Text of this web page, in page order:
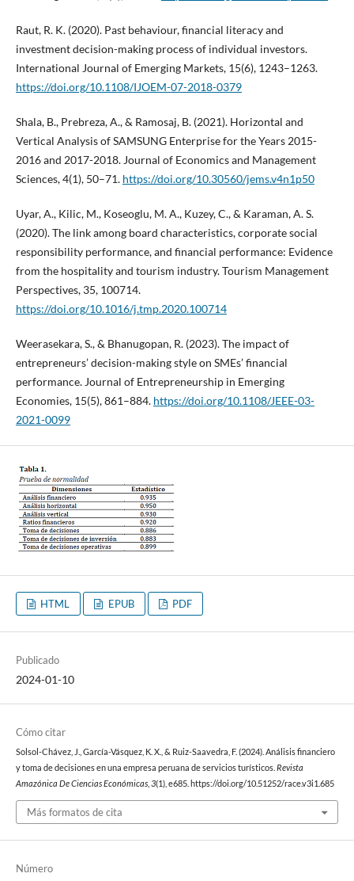
Raut, R. K. (2020). Past behaviour, financial literacy and
investment decision-making process of individual investors.
International Journal of Emerging Markets, 15(6), 1243–1263.
https://doi.org/10.1108/IJOEM-07-2018-0379
Shala, B., Prebreza, A., & Ramosaj, B. (2021). Horizontal and
Vertical Analysis of SAMSUNG Enterprise for the Years 2015-
2016 and 2017-2018. Journal of Economics and Management
Sciences, 4(1), 50–71. https://doi.org/10.30560/jems.v4n1p50
Uyar, A., Kilic, M., Koseoglu, M. A., Kuzey, C., & Karaman, A. S.
(2020). The link among board characteristics, corporate social
responsibility performance, and financial performance: Evidence
from the hospitality and tourism industry. Tourism Management
Perspectives, 35, 100714.
https://doi.org/10.1016/j.tmp.2020.100714
Weerasekara, S., & Bhanugopan, R. (2023). The impact of
entrepreneurs’ decision-making style on SMEs’ financial
performance. Journal of Entrepreneurship in Emerging
Economies, 15(5), 861–884. https://doi.org/10.1108/JEEE-03-
2021-0099
HTML EPUB PDF
Publicado
2024-01-10
Cómo citar
Solsol-Chávez, J., García-Vásquez, K. X., & Ruiz-Saavedra, F. (2024). Análisis financiero
y toma de decisiones en una empresa peruana de servicios turísticos.Revista
Amazónica De Ciencias Económicas,3(1), e685. https://doi.org/10.51252/race.v3i1.685
Más formatos de cita
Número